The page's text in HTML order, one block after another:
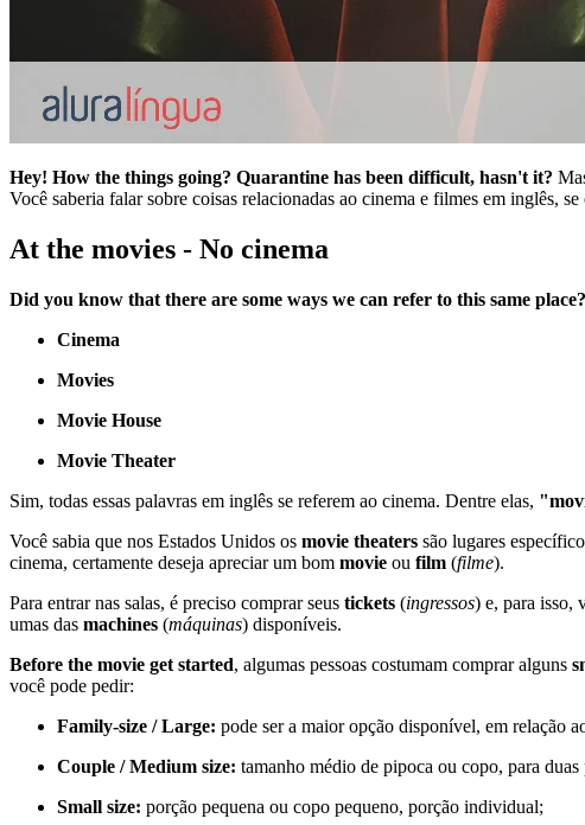
Hey! How the things going? Quarantine has been difficult, hasn't it?
Você saberia falar sobre coisas relacionadas ao cinema e filmes em inglês,
At the movies - No cinema
Did you know that there are some ways we can refer to this same
Cinema
Movies
Movie House
Movie Theater
Sim, todas essas palavras em inglês se referem ao cinema. Dentre elas,
Você sabia que nos Estados Unidos os movie theaters são lugares
cinema, certamente deseja apreciar um bom movie ou film (filme).
Para entrar nas salas, é preciso comprar seus tickets (ingressos) e, para isso,
umas das machines (máquinas) disponíveis.
Before the movie get started, algumas pessoas costumam comprar alguns
você pode pedir:
Family-size / Large: pode ser a maior opção disponível, em relação
Couple / Medium size: tamanho médio de pipoca ou copo, para duas
Small size: porção pequena ou copo pequeno, porção individual;